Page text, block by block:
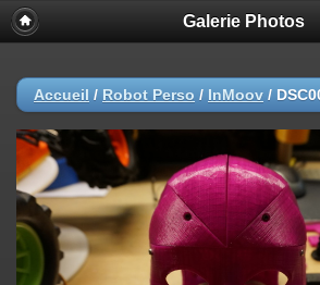
Galerie Photos
Accueil / Robot Perso / InMoov /